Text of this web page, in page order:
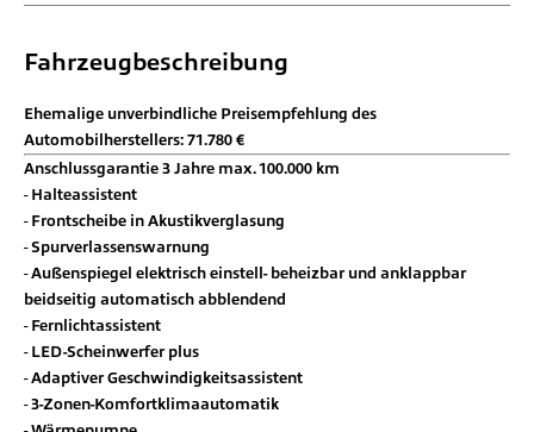
Fahrzeugbeschreibung
Ehemalige unverbindliche Preisempfehlung des
Automobilherstellers: 71.780 €
Anschlussgarantie 3 Jahre max. 100.000 km
Halteassistent
Frontscheibe in Akustikverglasung
Spurverlassenswarnung
Außenspiegel elektrisch einstell- beheizbar und anklappbar
beidseitig automatisch abblendend
Fernlichtassistent
LED-Scheinwerfer plus
Adaptiver Geschwindigkeitsassistent
3-Zonen-Komfortklimaautomatik